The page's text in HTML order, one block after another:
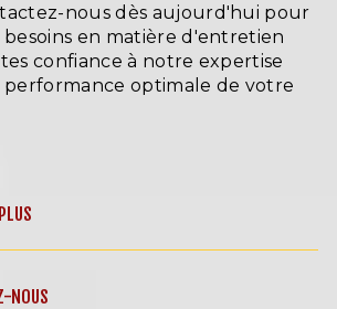
nous dès aujourd'hui pour
en matière d'entretien
confiance à notre expertise
performance optimale de votre
NOUS